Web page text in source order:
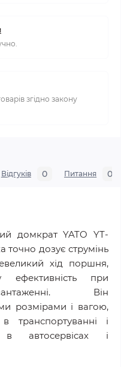
згідно закону
Відгуків 0 Питання 0
домкрат YATO YT-
точно дозує струмінь
хід поршня,
ефективність при
Він
розмірами і вагою,
транспортуванні і
в автосервісах і